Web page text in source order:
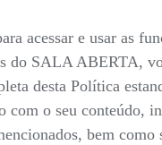
acessar e usar as
do SALA ABERTA,
desta Política
com o seu conteúdo,
bem como